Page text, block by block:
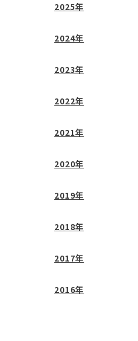
2025年
2024年
2023年
2022年
2021年
2020年
2019年
2018年
2017年
2016年